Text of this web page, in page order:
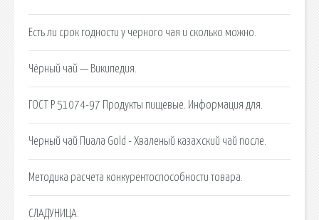
Есть ли срок годности у черного чая и сколько можно.
Чёрный чай — Википедия.
ГОСТ Р 51074-97 Продукты пищевые. Информация для.
Черный чай Пиала Gold - Хваленый казахский чай после.
Методика расчета конкурентоспособности товара.
СЛАДУНИЦА.